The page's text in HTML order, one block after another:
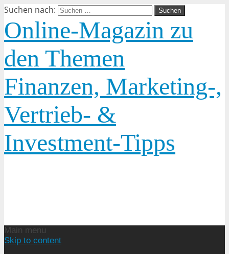
Suchen nach:
Online-Magazin zu
den Themen
Finanzen, Marketing-,
Vertrieb- &
Investment-Tipps
Main menu
Skip to content